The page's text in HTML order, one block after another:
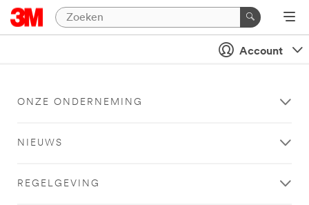
Account
ONZE ONDERNEMING
NIEUWS
REGELGEVING